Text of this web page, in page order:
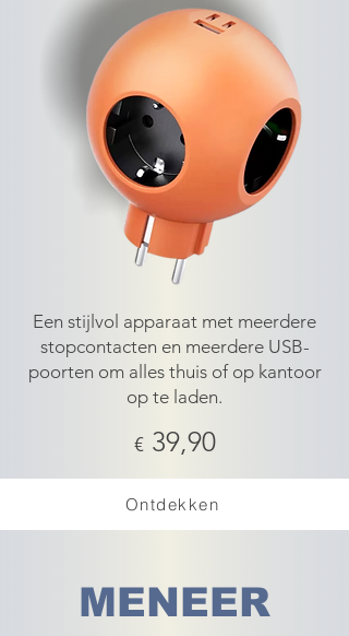
Een stijlvol apparaat met meerdere
stopcontacten en meerdere USB-
poorten om alles thuis of op kantoor
op te laden.
€ 39,90
Ontdekken
MENEER